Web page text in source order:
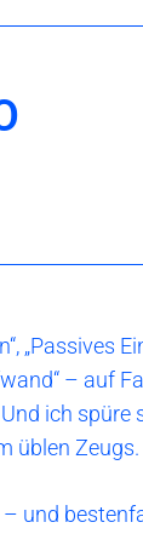
„Passives
– auf
ich spüre
üblen Zeugs.
und